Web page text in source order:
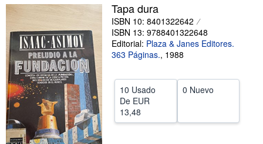
Ayuda
CERRAR
Tapa dura
ISBN 10: 8401322642
ISBN 13: 9788401322648
Editorial: Plaza & Janes Editores.
363 Páginas., 1988
10 Usado
De EUR
13,48
0 Nuevo